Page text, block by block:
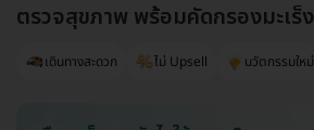
เดินทางสะดวก ไม่ Upsell นวัตกรรมใหม่
ตรวจสุขภาพ พร้อมคัดกรองมะเร็ง